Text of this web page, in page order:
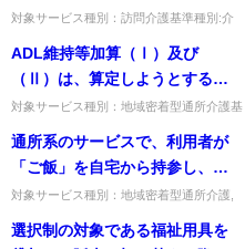
出に直接関連する身体介護（移
動・移乗介助、整体整容・更衣
介助、排泄介助等）は別に算定
できるのか。
対象サービス種別：訪問介護基準種別:介
めの乗車・降車の介助の前後に連続して行
われる外出に直接関連する身...
ADL維持等加算（Ⅰ）及び
（Ⅱ）は、算定しようとする月
の５時間未満の通所介護の算定
回数が５時間以上の通所介護の
算定回数以上の利用者でも算定
できるのか。
対象サービス種別：地域密着型通所介護基
いて」質問ADL維持等加算（Ⅰ）及び
（Ⅱ）は、算定しようとする月...
通所系のサービスで、利用者が
「ご飯」を自宅から持参し、
「おかず」のみを事業所が提供
する場合、他の利用者と食費の
価格を異ならせることは可能
対象サービス種別：地域密着型通所介護,
運営基準「食費関係」質問通所系のサービ
選択制の対象である福祉用具を